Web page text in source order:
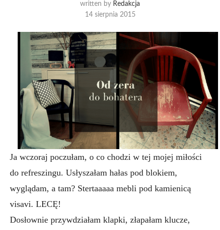
written by Redakcja
14 sierpnia 2015
Ja wczoraj poczułam, o co chodzi w tej mojej miłości
do refreszingu. Usłyszałam hałas pod blokiem,
wyglądam, a tam? Stertaaaaa mebli pod kamienicą
visavi. LECĘ!
Dosłownie przywdziałam klapki, złapałam klucze,